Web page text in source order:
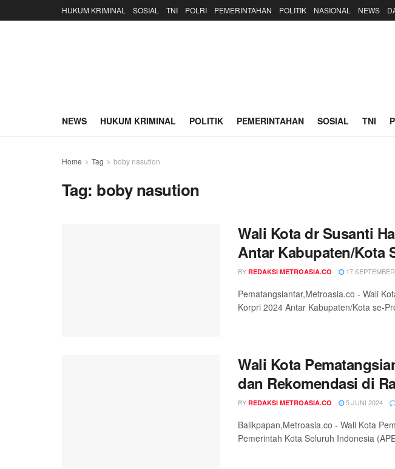
HUKUM KRIMINAL SOSIAL TNI POLRI PEMERINTAHAN POLITIK NASIONAL NEWS
NEWS HUKUM KRIMINAL POLITIK PEMERINTAHAN SOSIAL TNI
Home Tag boby nasution
Tag: boby nasution
Wali Kota dr Susanti
Antar Kabupaten/Kota
BY REDAKSI METROASIA.CO 17
Pematangsiantar,Metroasia.co - Wali
Korpri 2024 Antar Kabupaten/Kota se-
Wali Kota
dan Rekomendasi di
BY REDAKSI METROASIA.CO 5 JUNI 2024
Balikpapan,Metroasia.co - Wali Kota
Pemerintah Kota Seluruh Indonesia